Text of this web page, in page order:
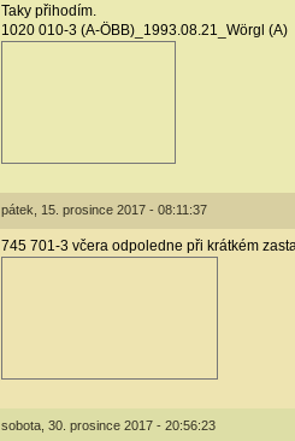
Taky přihodím.
1020 010-3 (A-ÖBB)_1993.08.21_Wörgl (A)
pátek, 15. prosince 2017 - 08:11:37
745 701-3 včera odpoledne při krátkém
sobota, 30. prosince 2017 - 20:56:23